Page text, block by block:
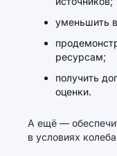
уменьшить
ресурсам;
получить
оценки.
А ещё —
в условиях